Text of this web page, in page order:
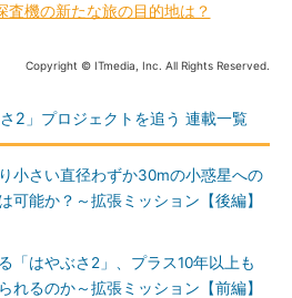
査機の新たな旅の目的地は？
Copyright © ITmedia, Inc. All Rights Reserved.
2」プロジェクトを追う 連載一覧
小さい直径わずか30mの小惑星への
可能か？～拡張ミッション【後編】
「はやぶさ2」、プラス10年以上も
れるのか～拡張ミッション【前編】